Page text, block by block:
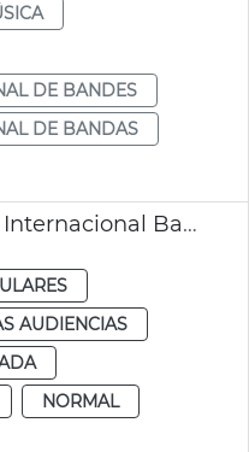
DE BANDES
DE BANDAS
Ganadores Certamen Internacional Bandas Música
AUDIENCIAS
NORMAL